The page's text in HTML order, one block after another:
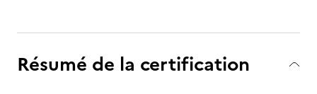
Résumé de la certification